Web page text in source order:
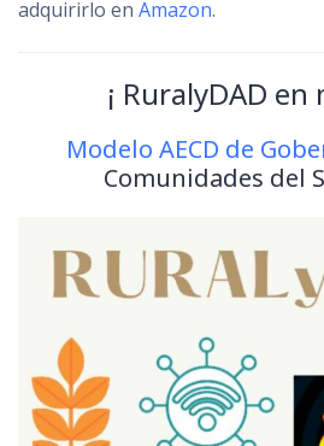
adquirirlo en Amazon.
¡ RuralyDAD en
Modelo AECD de
Comunidades del